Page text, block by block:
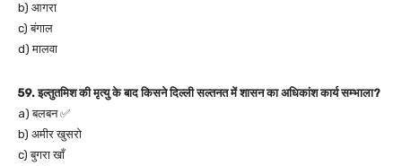
b) आगरा
c) बंगाल
d) मालवा
59. इल्तुतमिश की मृत्यु के बाद किसने दिल्ली सल्तनत में शासन का अधिकांश कार्य सम्भाला?
a) बलबन ✅
b) अमीर खुसरो
c) बुगरा खाँ